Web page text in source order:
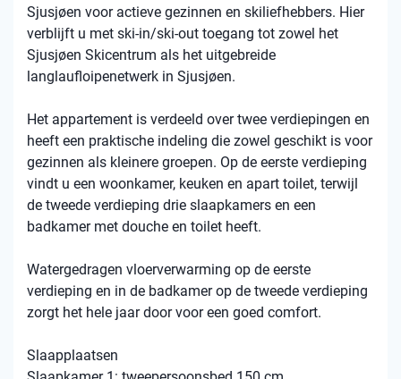
Sjusjøen voor actieve gezinnen en skiliefhebbers. Hier
verblijft u met ski-in/ski-out toegang tot zowel het
Sjusjøen Skicentrum als het uitgebreide
langlaufloipenetwerk in Sjusjøen.
Het appartement is verdeeld over twee verdiepingen en
heeft een praktische indeling die zowel geschikt is voor
gezinnen als kleinere groepen. Op de eerste verdieping
vindt u een woonkamer, keuken en apart toilet, terwijl
de tweede verdieping drie slaapkamers en een
badkamer met douche en toilet heeft.
Watergedragen vloerverwarming op de eerste
verdieping en in de badkamer op de tweede verdieping
zorgt het hele jaar door voor een goed comfort.
Slaapplaatsen